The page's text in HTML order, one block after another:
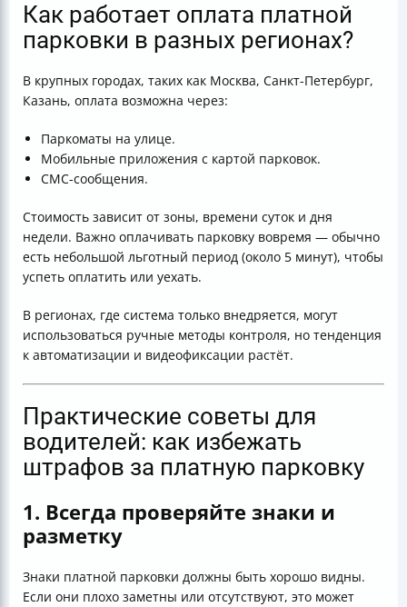
Как работает оплата платной
парковки в разных регионах?
В крупных городах, таких как Москва, Санкт-Петербург,
Казань, оплата возможна через:
Паркоматы на улице.
Мобильные приложения с картой парковок.
СМС-сообщения.
Стоимость зависит от зоны, времени суток и дня
недели. Важно оплачивать парковку вовремя — обычно
есть небольшой льготный период (около 5 минут), чтобы
успеть оплатить или уехать.
В регионах, где система только внедряется, могут
использоваться ручные методы контроля, но тенденция
к автоматизации и видеофиксации растёт.
Практические советы для
водителей: как избежать
штрафов за платную парковку
1. Всегда проверяйте знаки и
разметку
Знаки платной парковки должны быть хорошо видны.
Если они плохо заметны или отсутствуют, это может